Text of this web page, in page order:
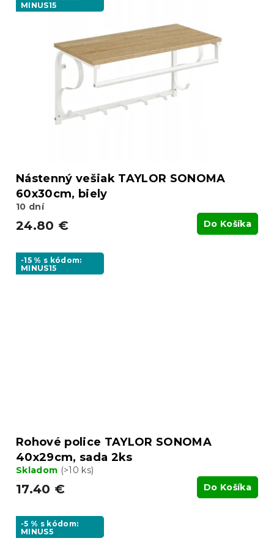
MINUS15
Nástenný vešiak TAYLOR SONOMA
60x30cm, biely
10 dní
24.80 € Do Košíka
-15 % s kódom:
MINUS15
Rohové police TAYLOR SONOMA
40x29cm, sada 2ks
Skladom (>10 ks)
17.40 € Do Košíka
-5 % s kódom:
MINUS5